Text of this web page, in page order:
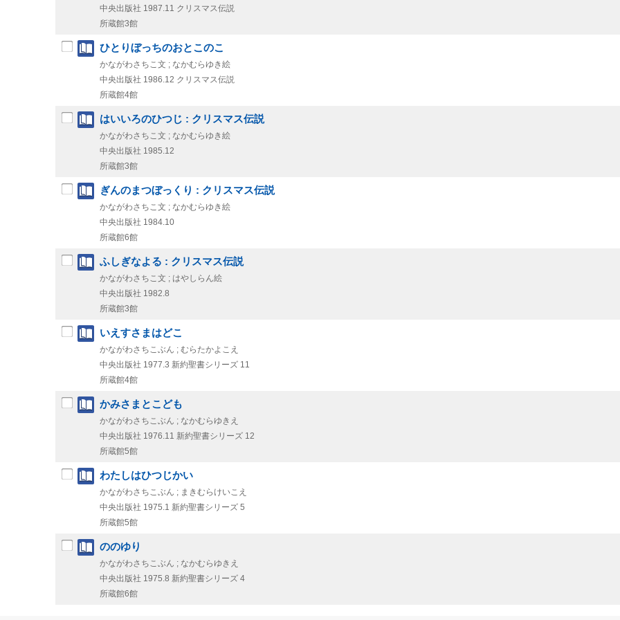
中央出版社 1987.11 クリスマス伝説
所蔵館3館
ひとりぼっちのおとこのこ
かながわさちこ文 ; なかむらゆき絵
中央出版社 1986.12 クリスマス伝説
所蔵館4館
はいいろのひつじ : クリスマス伝説
かながわさちこ文 ; なかむらゆき絵
中央出版社 1985.12
所蔵館3館
ぎんのまつぼっくり : クリスマス伝説
かながわさちこ文 ; なかむらゆき絵
中央出版社 1984.10
所蔵館6館
ふしぎなよる : クリスマス伝説
かながわさちこ文 ; はやしらん絵
中央出版社 1982.8
所蔵館3館
いえすさまはどこ
かながわさちこぶん ; むらたかよこえ
中央出版社 1977.3 新約聖書シリーズ 11
所蔵館4館
かみさまとこども
かながわさちこぶん ; なかむらゆきえ
中央出版社 1976.11 新約聖書シリーズ 12
所蔵館5館
わたしはひつじかい
かながわさちこぶん ; まきむらけいこえ
中央出版社 1975.1 新約聖書シリーズ 5
所蔵館5館
ののゆり
かながわさちこぶん ; なかむらゆきえ
中央出版社 1975.8 新約聖書シリーズ 4
所蔵館6館